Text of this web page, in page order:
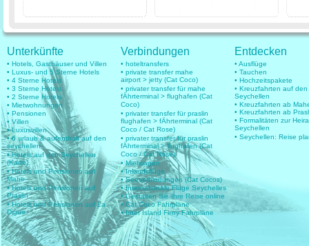
Unterkünfte
• Hotels, Gasthäuser und Villen
• Luxus- und 5 Sterne Hotels
• 4 Sterne Hotels
• 3 Sterne Hotels
• 2 Sterne Hotels
• Mietwohnungen
• Pensionen
• Villen
• Luxusvillen
• 6 urlaub & aufenthalt auf den
seychellen
• Hotels auf den Seychellen
(Karte)
• Hotels und Pensionen auf
Mahe
• Hotels und Pensionen auf
Praslin
• Hotels und Pensionen auf La
Digue
Verbindungen
• hoteltransfers
• private transfer mahe
airport > jetty (Cat Coco)
• privater transfer für mahe
fÄhrterminal > flughafen (Cat
Coco)
• privater transfer für praslin
flughafen > fÄhrterminal (Cat
Coco / Cat Rose)
• privater transfer für praslin
fÄhrterminal > flughafen (Cat
Coco / Cat Rose)
• Mietwagen
• Inlandsflüge
• Seeverbindungen (Cat Cocos)
• Internationale Flüge Seychelles
• Gestalten Sie Ihre Reise online
• Cat Coco Fahrpläne
• Inter Island Ferry Fahrpläne
Entdecken
• Ausflüge
• Tauchen
• Hochzeitspakete
• Kreuzfahrten auf den
Seychellen
• Kreuzfahrten ab
• Kreuzfahrten ab
• Formalitäten zur
Seychellen
• Seychellen: Reise